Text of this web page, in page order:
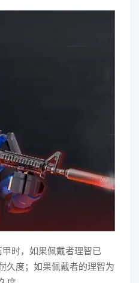
时，如果佩戴者理智已
久度；如果佩戴者的理智为